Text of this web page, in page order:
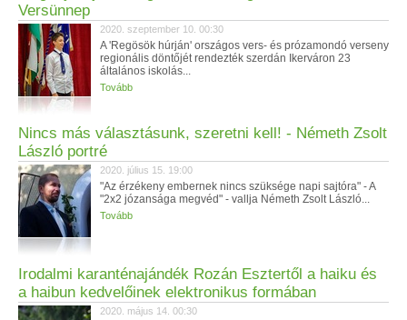
Versünnep
2020. szeptember 10. 00:30
A 'Regösök húrján' országos vers- és prózamondó verseny
regionális döntőjét rendezték szerdán Ikerváron 23
általános iskolás...
Tovább
Nincs más választásunk, szeretni kell! - Németh Zsolt
László portré
2020. július 15. 19:00
"Az érzékeny embernek nincs szüksége napi sajtóra" - A
"2x2 józansága megvéd" - vallja Németh Zsolt László...
Tovább
Irodalmi karanténajándék Rozán Esztertől a haiku és
a haibun kedvelőinek elektronikus formában
2020. május 14. 00:30